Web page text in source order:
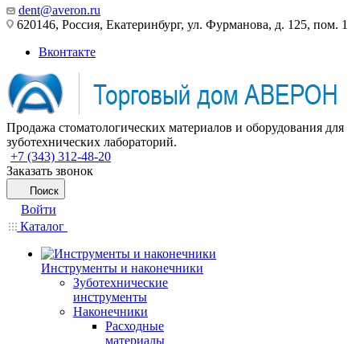
dent@averon.ru
620146, Россия, Екатеринбург, ул. Фурманова, д. 125, пом. 1
Вконтакте
Продажа стоматологических материалов и оборудования для
зуботехнических лабораторий.
+7 (343) 312-48-20
Заказать звонок
Поиск
Войти
Каталог
Инструменты и наконечники
Зуботехнические
инструменты
Наконечники
Расходные
материалы